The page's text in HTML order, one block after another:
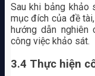
Sau khi bảng khảo
mục đích của đề
hướng dẫn nghiên
công việc khảo sát.
3.4 Thực hiện